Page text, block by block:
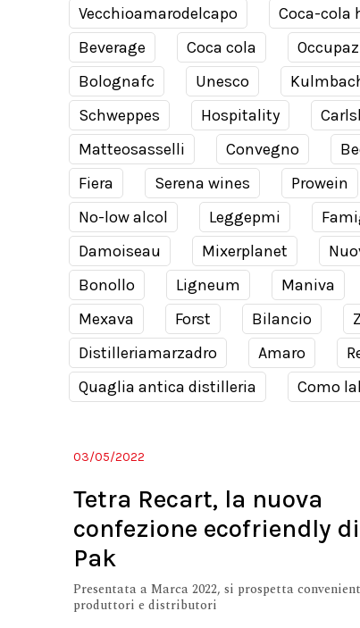
Vecchioamarodelcapo
Coca-cola
Beverage
Coca cola
Bolognafc
Unesco
Schweppes
Hospitality
Matteosasselli
Convegno
Fiera
Serena wines Prowein
No-low alcol
Leggepmi
Damoiseau
Mixerplanet
Bonollo
Ligneum Maniva
Mexava
Forst Bilancio
Distilleriamarzadro
Amaro
Quaglia antica distilleria
Como
03/05/2022
Tetra Recart, la nuova
confezione ecofriendly
Pak
Presentata a Marca 2022, si prospetta
produttori e distributori